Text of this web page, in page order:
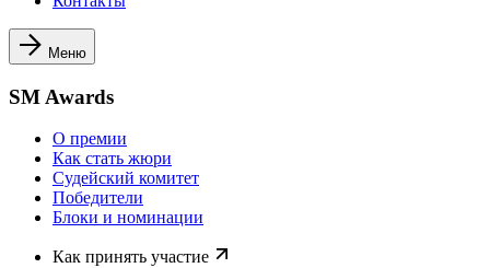
Меню
SM Awards
О премии
Как стать жюри
Судейский комитет
Победители
Блоки и номинации
Как принять участие